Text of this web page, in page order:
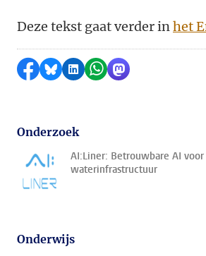
Deze tekst gaat verder inhet
Delen op Facebook
Delen via Bluesky
Delen op LinkedIn
Delen via WhatsApp
Delen via
Onderzoek
AI:Liner: Betrouwbare AI voor
waterinfrastructuur
Onderwijs